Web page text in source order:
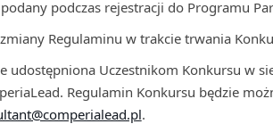
podczas rejestracji do Programu
Regulaminu w trakcie trwania
udostępniona Uczestnikom Konkursu w
Regulamin Konkursu będzie
.